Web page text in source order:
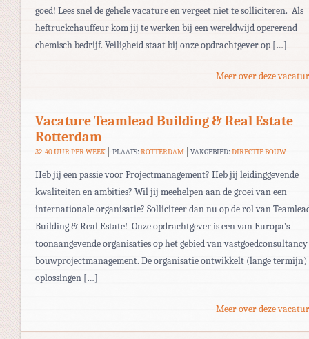
goed! Lees snel de gehele vacature en vergeet niet te solliciteren. Als
heftruckchauffeur kom jij te werken bij een wereldwijd opererend
chemisch bedrijf. Veiligheid staat bij onze opdrachtgever op […]
Meer over deze
Vacature Teamlead Building & Real Estate
Rotterdam
32-40 UUR PER WEEK PLAATS: ROTTERDAM VAKGEBIED:DIRECTIE BOUW
Heb jij een passie voor Projectmanagement? Heb jij leidinggevende
kwaliteiten en ambities? Wil jij meehelpen aan de groei van een
internationale organisatie? Solliciteer dan nu op de rol van
Building & Real Estate! Onze opdrachtgever is een van Europa’s
toonaangevende organisaties op het gebied van
bouwprojectmanagement. De organisatie ontwikkelt (lange termijn)
oplossingen […]
Meer over deze